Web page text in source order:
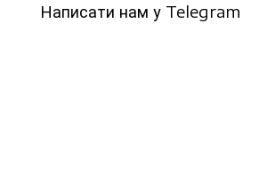
Написати нам у Telegram